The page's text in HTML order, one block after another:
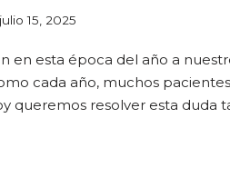
julio 15, 2025
en esta época del año a
cada año, muchos
queremos resolver esta duda